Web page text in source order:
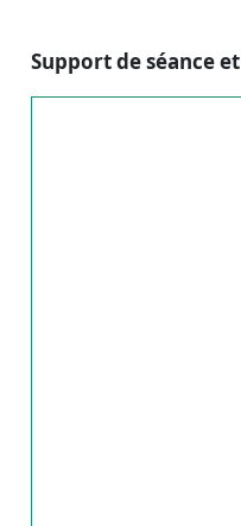
Support de séance